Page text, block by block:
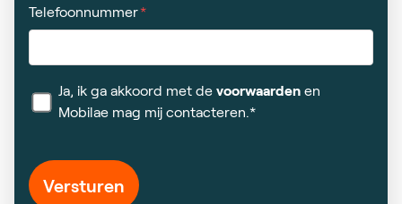
Telefoonnummer
Ja, ik ga akkoord met de voorwaarden en
Mobilae mag mij contacteren.*
Versturen